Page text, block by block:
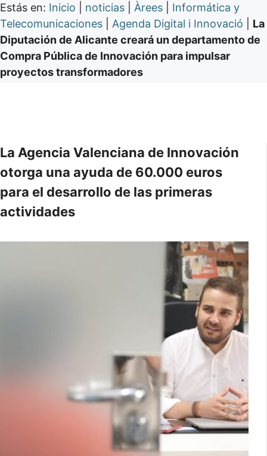
Estás en: Inicio noticias Àrees
Informática y
Telecomunicaciones
Agenda Digital i Innovació
La
Diputación de Alicante creará un departamento de
Compra Pública de Innovación para impulsar
proyectos transformadores
La Agencia Valenciana de Innovación
otorga una ayuda de 60.000 euros
para el desarrollo de las primeras
actividades